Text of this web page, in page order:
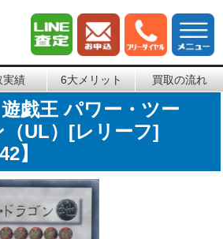
実績 6大メリット 買取の流れ
遊戯王 パワー・ツー
UL）[レリーフ]
】